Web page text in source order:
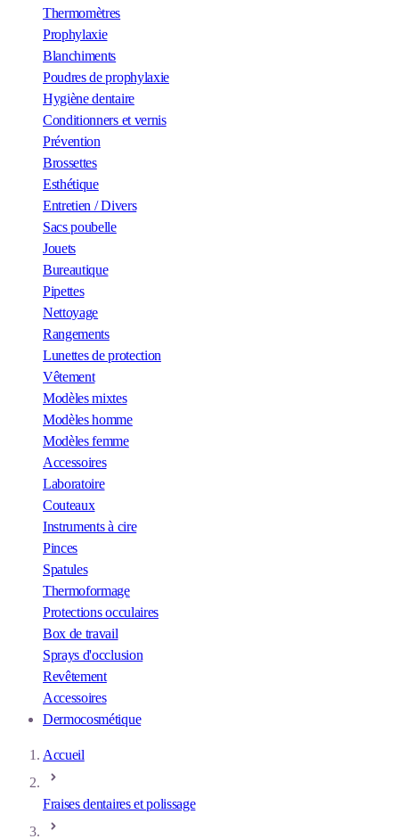
Thermomètres
Prophylaxie
Blanchiments
Poudres de prophylaxie
Hygiène dentaire
Conditionners et vernis
Prévention
Brossettes
Esthétique
Entretien / Divers
Sacs poubelle
Jouets
Bureautique
Pipettes
Nettoyage
Rangements
Lunettes de protection
Vêtement
Modèles mixtes
Modèles homme
Modèles femme
Accessoires
Laboratoire
Couteaux
Instruments à cire
Pinces
Spatules
Thermoformage
Protections occulaires
Box de travail
Sprays d'occlusion
Revêtement
Accessoires
Dermocosmétique
Accueil
Fraises dentaires et polissage